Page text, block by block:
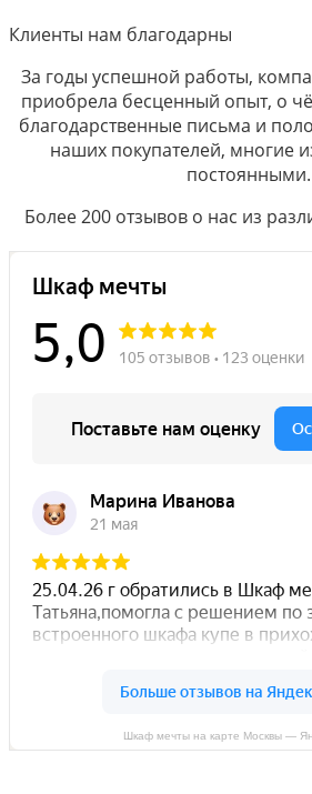
Клиенты нам благодарны
За годы успешной работы,
приобрела бесценный опыт, о
благодарственные письма и
наших покупателей, многие
постоянными.
Более 200 отзывов о нас из
Шкаф мечты на карте Москвы —